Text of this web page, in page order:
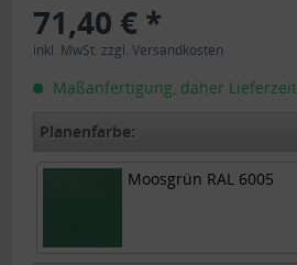
71,40 € *
inkl. MwSt. zzgl. Versandkosten
Maßanfertigung, daher
Planenfarbe:
Moosgrün RAL 6005Moosgrün RAL 6005